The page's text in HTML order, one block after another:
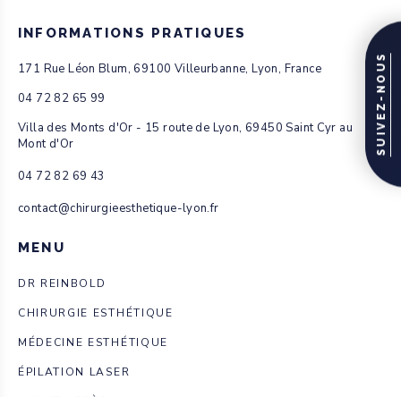
SUIVEZ-NOUS
INFORMATIONS PRATIQUES
171 Rue Léon Blum, 69100 Villeurbanne, Lyon, France
04 72 82 65 99
Villa des Monts d'Or - 15 route de Lyon, 69450 Saint Cyr au
Mont d'Or
04 72 82 69 43
contact@chirurgieesthetique-lyon.fr
MENU
DR REINBOLD
CHIRURGIE ESTHÉTIQUE
MÉDECINE ESTHÉTIQUE
ÉPILATION LASER